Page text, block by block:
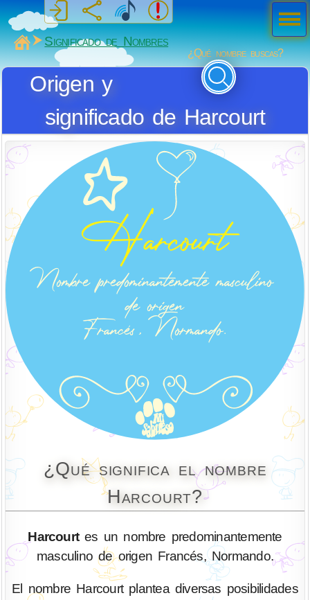
MiSabueso
Significado de Nombres
¿Qué nombre buscas?
Origen y
significado de Harcourt
¿Qué significa el nombre
Harcourt?
Harcourtes un nombre predominantemente
masculino de origen Francés, Normando.
El nombre Harcourt plantea diversas posibilidades
Men
ú